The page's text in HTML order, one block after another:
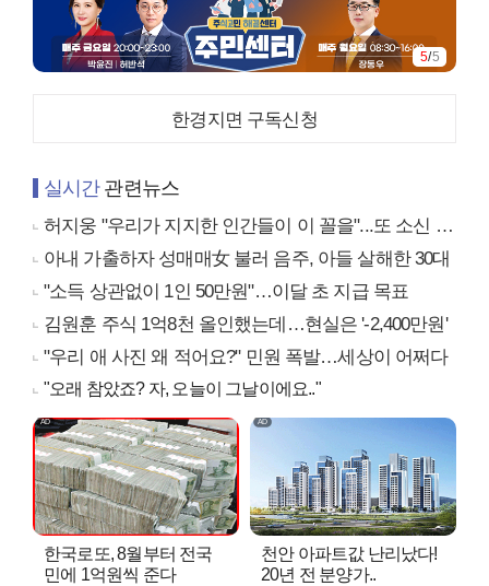
5/5
한경지면 구독신청
실시간관련뉴스
허지웅 "우리가 지지한 인간들이 이 꼴을"...또 소신 발언
아내 가출하자 성매매女 불러 음주, 아들 살해한 30대
"소득 상관없이 1인 50만원"…이달 초 지급 목표
김원훈 주식 1억8천 올인했는데…현실은 '-2,400만원'
"우리 애 사진 왜 적어요?" 민원 폭발…세상이 어쩌다
"오래 참았죠? 자, 오늘이 그날이에요.."
한국로또, 8월부터 전국
민에 1억원씩 준다
천안 아파트값 난리났다!
20년 전 분양가..